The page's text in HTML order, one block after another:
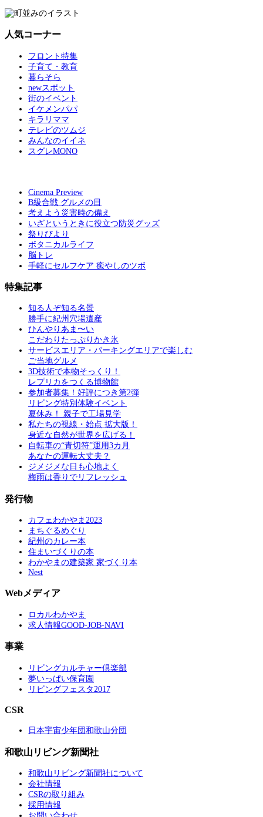
人気コーナー
フロント特集
子育て・教育
暮らそら
newスポット
街のイベント
イケメンパパ
キラリママ
テレビのツムジ
みんなのイイネ
スグレMONO
Cinema Preview
B級合戦 グルメの目
考えよう災害時の備え
いざというときに役立つ防災グッズ
祭りびより
ボタニカルライフ
脳トレ
手軽にセルフケア 癒やしのツボ
特集記事
知る人ぞ知る名景
勝手に紀州穴場遺産
ひんやりあま〜い
こだわりたっぷりかき氷
サービスエリア・パーキングエリアで楽しむ
ご当地グルメ
3D技術で本物そっくり！
レプリカをつくる博物館
参加者募集！好評につき第2弾
リビング特別体験イベント
夏休み！ 親子で工場見学
私たちの視線・始点 拡大版！
身近な自然が世界を広げる！
自転車の“青切符”運用3カ月
あなたの運転大丈夫？
ジメジメな日も心地よく
梅雨は香りでリフレッシュ
発行物
カフェわかやま2023
まちぐるめぐり
紀州のカレー本
住まいづくりの本
わかやまの建築家 家づくり本
Nest
Webメディア
ロカルわかやま
求人情報GOOD-JOB-NAVI
事業
リビングカルチャー倶楽部
夢いっぱい保育園
リビングフェスタ2017
CSR
日本宇宙少年団和歌山分団
和歌山リビング新聞社
和歌山リビング新聞社について
会社情報
CSRの取り組み
採用情報